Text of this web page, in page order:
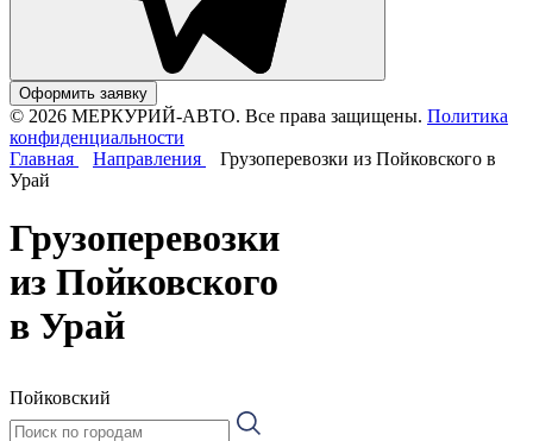
Оформить заявку
© 2026 МЕРКУРИЙ-АВТО. Все права защищены. Политика
конфиденциальности
Главная
Направления
Грузоперевозки из Пойковского в
Урай
Грузоперевозки
из Пойковского
в Урай
Пойковский